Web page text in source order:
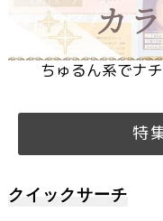
ちゅるん系でナ
特
クイックサーチ